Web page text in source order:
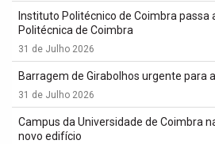
Instituto Politécnico de Coimbra passa
Politécnica de Coimbra
31 de Julho 2026
Barragem de Girabolhos urgente para
31 de Julho 2026
Campus da Universidade de Coimbra
novo edifício